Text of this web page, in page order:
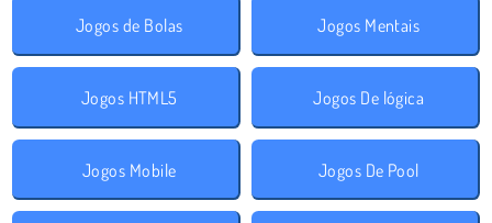
Jogos de Bolas Jogos Mentais
Jogos HTML5 Jogos De lógica
Jogos Mobile Jogos De Pool